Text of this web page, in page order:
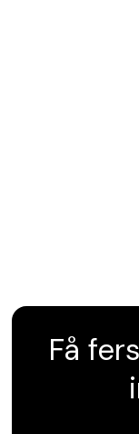
Få